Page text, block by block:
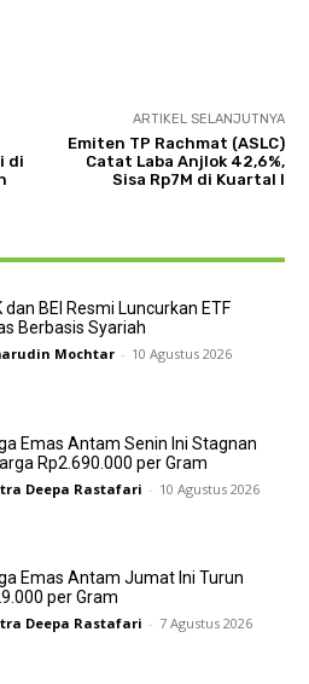
di
ARTIKEL SELANJUTNYA
Emiten TP Rachmat (ASLC)
Catat Laba Anjlok 42,6%,
Sisa Rp7M di Kuartal I
dan BEI Resmi Luncurkan ETF
Berbasis Syariah
Mochtar - 10 Agustus 2026
Emas Antam Senin Ini Stagnan
Rp2.690.000 per Gram
Deepa Rastafari - 10 Agustus 2026
Emas Antam Jumat Ini Turun
per Gram
Deepa Rastafari - 7 Agustus 2026